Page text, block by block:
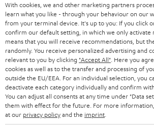
SMART HOME
BLUETOOTH-LAUTSPRECHER
KOPFHÖRER
BLUETOOTH-KOPFHÖRER
STEREOANLAGEN
PRESSE & MARKETING
GESCHÄFTSKUNDEN
PARTNERPROGRAMM
BLOG
NEWSLETTER
STORES
ÖSTERREICH
SCHWEIZ
NIEDERLANDE
BELGIEN
With cookies, we and other marketing partners
learn what you like - through your behaviour on our
from your terminal device. It's up to you: If you click
confirm our default setting, in which we only activate
means that you will receive recommendations, but
randomly. You receive personalized advertising and
relevant to you by clicking "Accept All" . Here you
cookies as well as to the transfer and processing of
outside the EU/EEA. For an individual selection, you
deactivate each category individually and confirm with
You can adjust all consents at any time under "Data
them with effect for the future. For more information,
at our privacy policyand the imprint